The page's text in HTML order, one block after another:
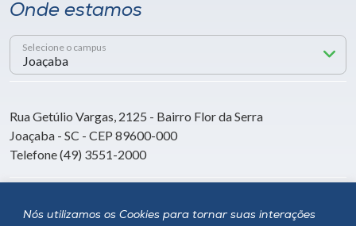
Nós utilizamos os Cookies para tornar suas interações
Onde estamos
Selecione o campus
Rua Getúlio Vargas, 2125 - Bairro Flor da Serra
Joaçaba - SC - CEP 89600-000
Telefone (49) 3551-2000
Siga a Unoesc